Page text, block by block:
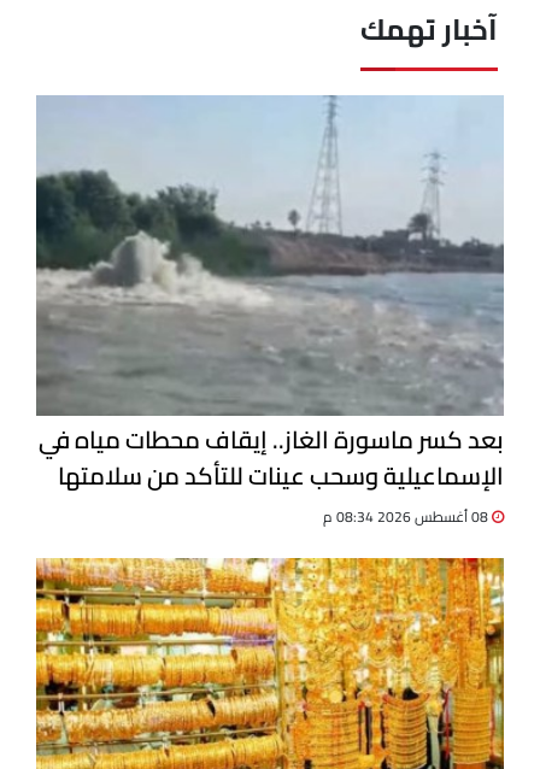
آخبار تهمك
بعد كسر ماسورة الغاز.. إيقاف محطات مياه في
الإسماعيلية وسحب عينات للتأكد من سلامتها